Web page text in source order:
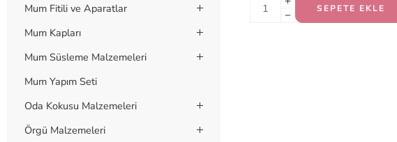
SEPETE EKLE
Mum Fitili ve Aparatlar
Mum Kapları
Mum Süsleme Malzemeleri
Mum Yapım Seti
Oda Kokusu Malzemeleri
Örgü Malzemeleri